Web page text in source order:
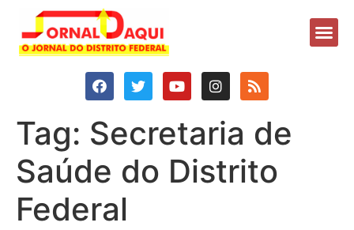
Tag: Secretaria de
Saúde do Distrito
Federal